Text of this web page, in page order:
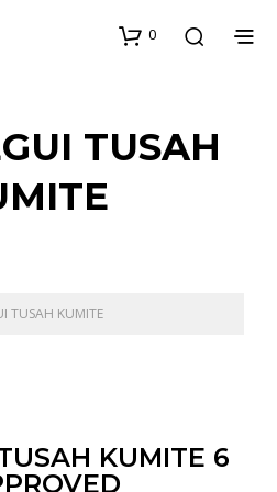
0
TUSAH
TUSAH KUMITE
KUMITE 6